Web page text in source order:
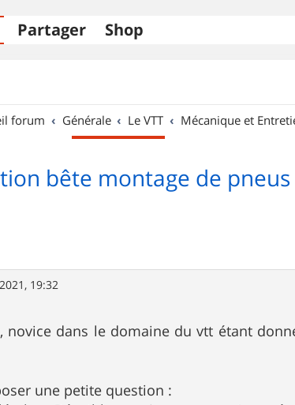
Partager Shop
forum Générale Le VTT Mécanique et
bête montage de pneus
19:32
novice dans le domaine du vtt étant
une petite question :